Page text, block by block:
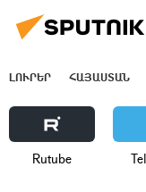
ԼՈՒՐԵՐ ՀԱՅԱՍՏԱՆ
Rutube